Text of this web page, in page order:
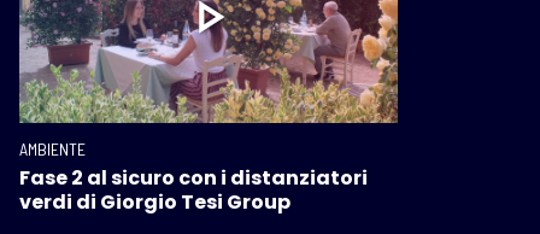
AMBIENTE
Fase 2 al sicuro con i distanziatori
verdi di Giorgio Tesi Group